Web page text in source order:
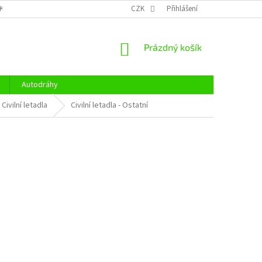
OCHRANY OSOBNÍCH ÚDAJŮ CENÍK DOPRAVY
CZK Přihlášení
NÁKUPNÍ
Prázdný košík
Autodráhy
Civilní letadla
Civilní letadla - Ostatní